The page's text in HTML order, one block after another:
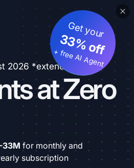
2026 *extended
at Zero
Get your
33% off
+ free AI Agent
33M for monthly and
subscription